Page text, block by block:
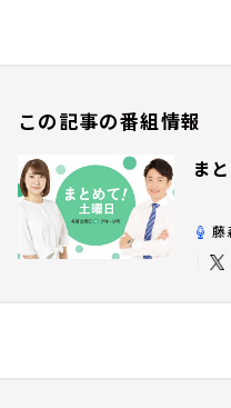
この記事の番組情報
ま
藤